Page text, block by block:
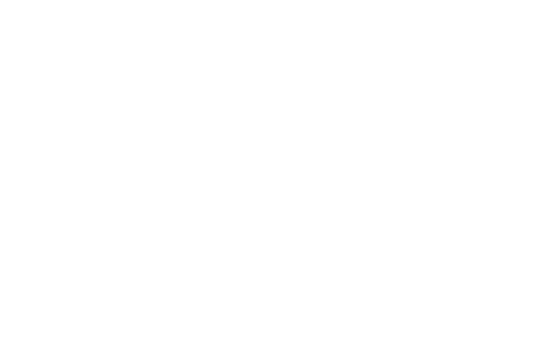
Teneriffa. Erfahre alles über die neuesten Ereignisse, von kulturellen Highlights bis hin zu wichtigen lokalen Nachrichten. Santa Cruz ist